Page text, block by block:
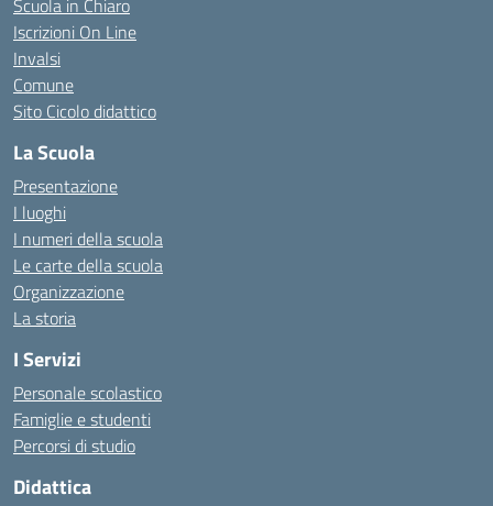
Scuola in Chiaro
Iscrizioni On Line
Invalsi
Comune
Sito Cicolo didattico
La Scuola
Presentazione
I luoghi
I numeri della scuola
Le carte della scuola
Organizzazione
La storia
I Servizi
Personale scolastico
Famiglie e studenti
Percorsi di studio
Didattica